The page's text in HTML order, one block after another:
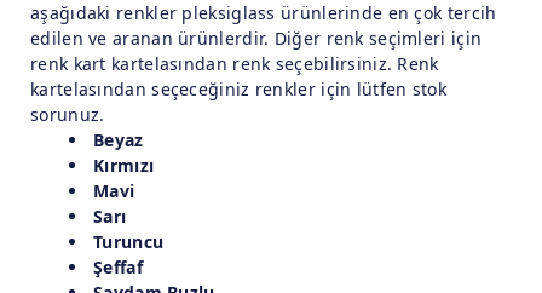
aşağıdaki renkler pleksiglass ürünlerinde en çok tercih
edilen ve aranan ürünlerdir. Diğer renk seçimleri için
renk kart kartelasından renk seçebilirsiniz. Renk
kartelasından seçeceğiniz renkler için lütfen stok
sorunuz.
Beyaz
Kırmızı
Mavi
Sarı
Turuncu
Şeffaf